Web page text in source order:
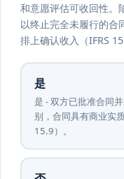
和意愿评估可收回性。
以终止完全未履行的合
排上确认收入（IFRS
是
是 - 双方已批准合同
别，合同具有商业实
15.9）。